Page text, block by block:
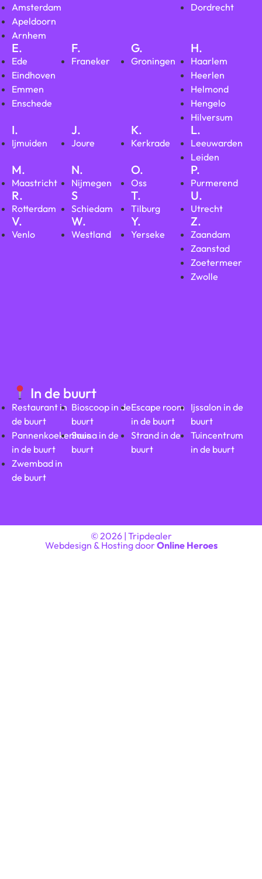
Amsterdam
Apeldoorn
Arnhem
Dordrecht
E.
Ede
Eindhoven
Emmen
Enschede
F.
Franeker
G.
Groningen
H.
Haarlem
Heerlen
Helmond
Hengelo
Hilversum
I.
Ijmuiden
J.
Joure
K.
Kerkrade
L.
Leeuwarden
Leiden
M.
Maastricht
N.
Nijmegen
O.
Oss
P.
Purmerend
R.
Rotterdam
S
Schiedam
T.
Tilburg
U.
Utrecht
V.
Venlo
W.
Westland
Y.
Yerseke
Z.
Zaandam
Zaanstad
Zoetermeer
Zwolle
In de buurt
Restaurant in
de buurt
Pannenkoekenhuis
in de buurt
Zwembad in
de buurt
Bioscoop in de
buurt
Sauna in de
buurt
Escape room
in de buurt
Strand in de
buurt
Ijssalon in de
buurt
Tuincentrum
in de buurt
© 2026 | Tripdealer
Webdesign & Hosting doorOnline Heroes